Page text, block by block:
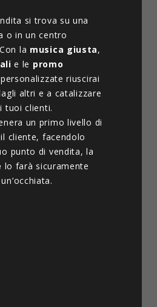
si trova su una
o in un centro
la musica giusta,
e le promo
personalizzate riuscirai
altri e a catalizzare
tuoi clienti.
un primo livello di
cliente, facendolo
punto di vendita, la
lo farà sicuramente